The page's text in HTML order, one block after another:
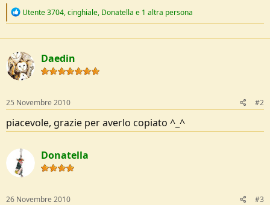
R
c
t
i
o
n
Utente 3704,cinghiale, Donatella e 1 altra persona
Daedin
25 Novembre 2010 #2
piacevole, grazie per averlo copiato ^_^
Donatella
26 Novembre 2010 #3